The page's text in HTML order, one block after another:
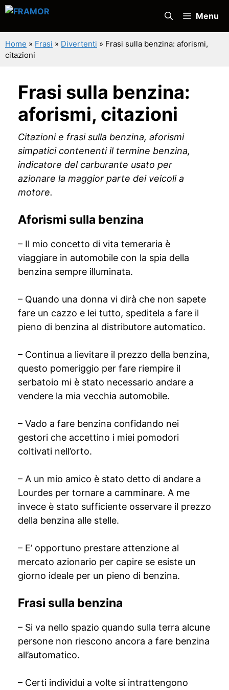
Vai
contenuto
Menu
Home » Frasi » Divertenti » Frasi sulla benzina: aforismi,
citazioni
Frasi sulla benzina:
aforismi, citazioni
Citazioni e frasi sulla benzina, aforismi
simpatici contenenti il termine benzina,
indicatore del carburante usato per
azionare la maggior parte dei veicoli a
motore.
Aforismi sulla benzina
– Il mio concetto di vita temeraria è
viaggiare in automobile con la spia della
benzina sempre illuminata.
– Quando una donna vi dirà che non sapete
fare un cazzo e lei tutto, speditela a fare il
pieno di benzina al distributore automatico.
– Continua a lievitare il prezzo della benzina,
questo pomeriggio per fare riempire il
serbatoio mi è stato necessario andare a
vendere la mia vecchia automobile.
– Vado a fare benzina confidando nei
gestori che accettino i miei pomodori
coltivati nell’orto.
– A un mio amico è stato detto di andare a
Lourdes per tornare a camminare. A me
invece è stato sufficiente osservare il prezzo
della benzina alle stelle.
– E’ opportuno prestare attenzione al
mercato azionario per capire se esiste un
giorno ideale per un pieno di benzina.
Frasi sulla benzina
– Si va nello spazio quando sulla terra alcune
persone non riescono ancora a fare benzina
all’automatico.
– Certi individui a volte si intrattengono